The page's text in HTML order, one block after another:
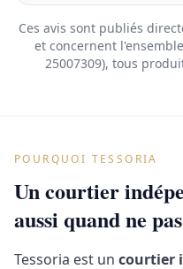
Ces avis sont publiés
et concernent
25007309), tous
POURQUOI TESSORIA
Un courtier
aussi quand ne
Tessoria est un courtier